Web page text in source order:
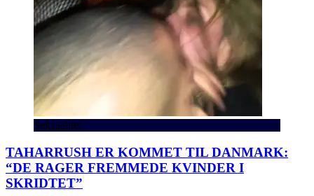
Seksualitet
TAHARRUSH ER KOMMET TIL DANMARK:
“DE RAGER FREMMEDE KVINDER I
SKRIDTET”